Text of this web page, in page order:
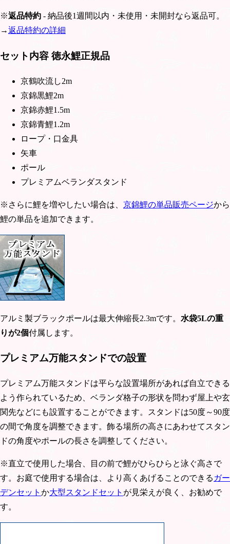
※返品特約 - 納品後1週間以内・未使用・未開封なら返品可。
→返品特約の詳細
セット内容 徳永鯉正規品
京鶴吹流し2m
京錦黒鯉2m
京錦赤鯉1.5m
京錦青鯉1.2m
ロープ・口金具
矢車
ポール
プレミアムベランダスタンド
※さらに鯉を増やしたい場合は、 京錦鯉の単品販売ページから
鯉の単品を追加できます。
アルミ製ブラックポールは最大伸縮長2.3mです。 水袋5Lの重
りが2個付属します。
プレミアム万能スタンドでの設置
プレミアム万能スタンドは平らな設置場所があれば自立できる
よう作られているため、ベランダ格子の形状を問わず屋上や玄
関先などにも設置することができます。スタンドは50度～90度
の間で角度を調整できます。飾る場所の高さにあわせてスタン
ドの角度やポールの長さを調整してください。
※直立で使用した場合、目の前で鯉がひらひらと泳ぐ高さで
す。お庭で使用する場合は、より高くあげることのできる ガー
デンセット か大型スタンドセット が見栄えが良く、お勧めで
す。